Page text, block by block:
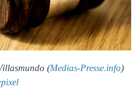
(Medias-Presse.info)